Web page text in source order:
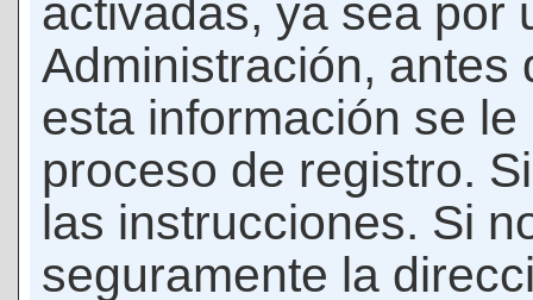
activadas, ya sea por
Administración, antes
esta información se
proceso de registro.
las instrucciones. Si
seguramente la